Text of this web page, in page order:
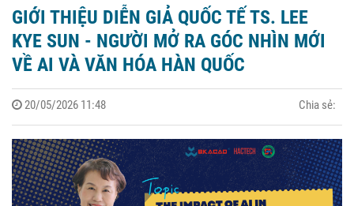
GIỚI THIỆU DIỄN GIẢ QUỐC TẾ TS. LEE
KYE SUN - NGƯỜI MỞ RA GÓC NHÌN MỚI
VỀ AI VÀ VĂN HÓA HÀN QUỐC
20/05/2026 11:48 Chia sẻ: